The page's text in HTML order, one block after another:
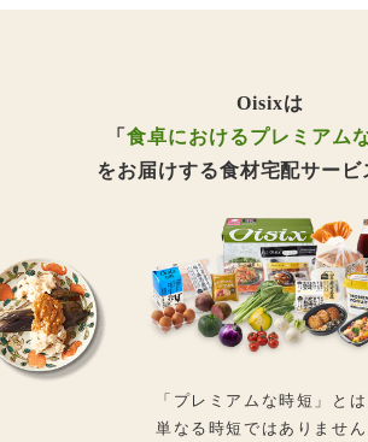
Oisixは
「食卓におけるプレミアム
をお届けする食材宅配サービ
「プレミアムな時短」とは
単なる時短ではありません